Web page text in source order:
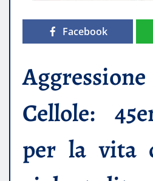
Facebook
Cellole:
per la vita